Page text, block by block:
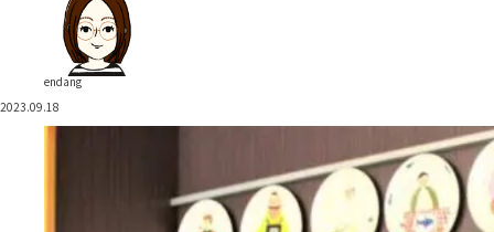
endang
2023.09.18